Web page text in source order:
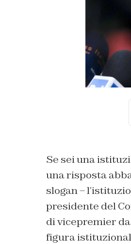
Se sei una
una risposta
slogan –
presidente del
di vicepremier
figura